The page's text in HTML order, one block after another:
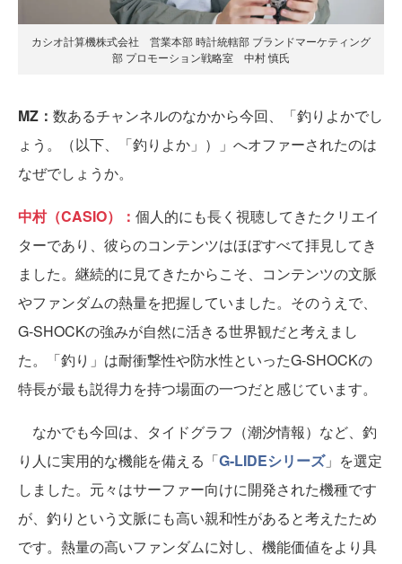
カシオ計算機株式会社 営業本部 時計統轄部 ブランドマーケティング
部 プロモーション戦略室 中村 慎氏
MZ： 数あるチャンネルのなかから今回、「釣りよかでし
ょう。（以下、「釣りよか」）」へオファーされたのは
なぜでしょうか。
中村（CASIO）： 個人的にも長く視聴してきたクリエイ
ターであり、彼らのコンテンツはほぼすべて拝見してき
ました。継続的に見てきたからこそ、コンテンツの文脈
やファンダムの熱量を把握していました。そのうえで、
G-SHOCKの強みが自然に活きる世界観だと考えまし
た。「釣り」は耐衝撃性や防水性といったG-SHOCKの
特長が最も説得力を持つ場面の一つだと感じています。
なかでも今回は、タイドグラフ（潮汐情報）など、釣
り人に実用的な機能を備える「G-LIDEシリーズ」を選定
しました。元々はサーファー向けに開発された機種です
が、釣りという文脈にも高い親和性があると考えたため
です。熱量の高いファンダムに対し、機能価値をより具